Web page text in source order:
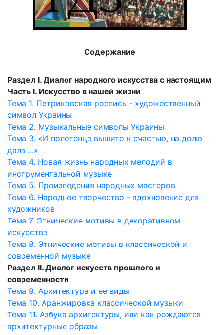
Содержание
Раздел I. Диалог народного искусства с настоящим
Часть I. Искусство в нашей жизни
Тема 1. Петриковская роспись - художественный
символ Украины
Тема 2. Музыкальные символы Украины
Тема 3. «И полотенце вышито к счастью, на долю
дала ...»
Тема 4. Новая жизнь народных мелодий в
инструментальной музыке
Тема 5. Произведения народных мастеров
Тема 6. Народное творчество - вдохновение для
художников
Тема 7. Этнические мотивы в декоративном
искусстве
Тема 8. Этнические мотивы в классической и
современной музыке
Раздел II. Диалог искусств прошлого и
современности
Тема 9. Архитектура и ее виды
Тема 10. Аранжировка классической музыки
Тема 11. Азбука архитектуры, или как рождаются
архитектурные образы